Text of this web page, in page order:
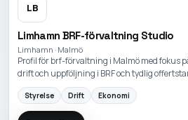
LB
Limhamn BRF-förvaltning Studio
Limhamn · Malmö
Profil för brf-förvaltning i Malmö med fokus
drift och uppföljning i BRF och tydlig
Styrelse Drift Ekonomi